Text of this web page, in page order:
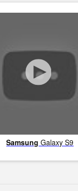
Samsung Galaxy S9